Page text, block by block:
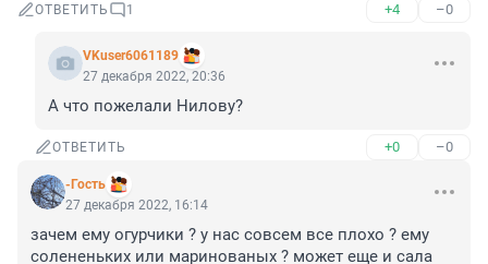
ОТВЕТИТЬ 1 +4 –0
VKuser6061189
27 декабря 2022, 20:36
А что пожелали Нилову?
ОТВЕТИТЬ +0 –0
-Гость
27 декабря 2022, 16:14
зачем ему огурчики ? у нас совсем все плохо ? ему
солененьких или маринованых ? может еще и сала